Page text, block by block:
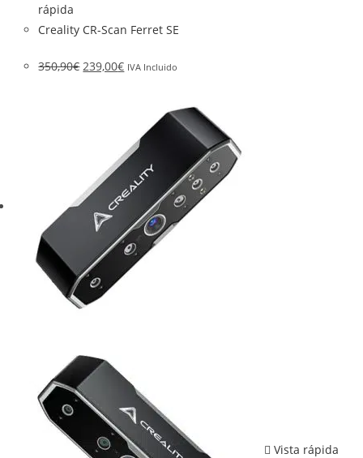
rápida
Creality CR-Scan Ferret SE
350,90€ 239,00€ IVA Incluido
Vista rápida